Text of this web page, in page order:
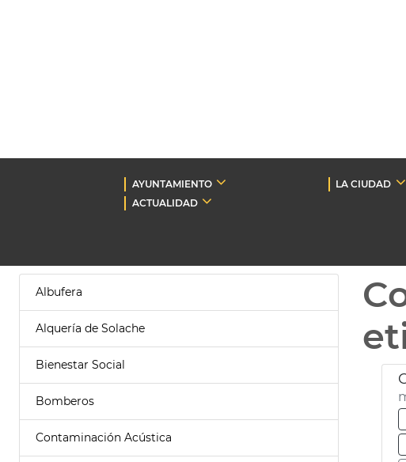
AYUNTAMIENTO LA CIUDAD
ACTUALIDAD
Albufera
Alquería de Solache
Bienestar Social
Bomberos
Contaminación Acústica